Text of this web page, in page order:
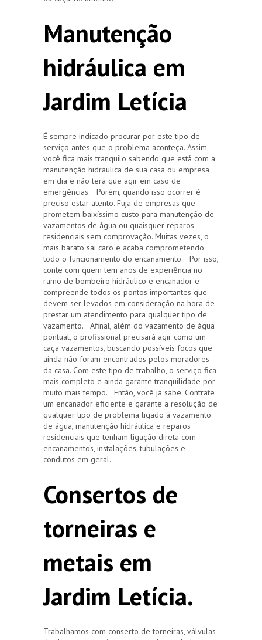
Manutenção
hidráulica em
Jardim Letícia
É sempre indicado procurar por este tipo de
serviço antes que o problema aconteça. Assim,
você fica mais tranquilo sabendo que está com a
manutenção hidráulica de sua casa ou empresa
em dia e não terá que agir em caso de
emergências. Porém, quando isso ocorrer é
preciso estar atento. Fuja de empresas que
prometem baixíssimo custo para manutenção de
vazamentos de água ou quaisquer reparos
residenciais sem comprovação. Muitas vezes, o
mais barato sai caro e acaba comprometendo
todo o funcionamento do encanamento. Por isso,
conte com quem tem anos de experiência no
ramo de bombeiro hidráulico e encanador e
compreende todos os pontos importantes que
devem ser levados em consideração na hora de
prestar um atendimento para qualquer tipo de
vazamento. Afinal, além do vazamento de água
pontual, o profissional precisará agir como um
caça vazamentos, buscando possíveis focos que
ainda não foram encontrados pelos moradores
da casa. Com este tipo de trabalho, o serviço fica
mais completo e ainda garante tranquilidade por
muito mais tempo. Então, você já sabe. Contrate
um encanador eficiente e garante a resolução de
qualquer tipo de problema ligado à vazamento
de água, manutenção hidráulica e reparos
residenciais que tenham ligação direta com
encanamentos, instalações, tubulações e
condutos em geral.
Consertos de
torneiras e
metais em
Jardim Letícia.
Trabalhamos com conserto de torneiras, válvulas